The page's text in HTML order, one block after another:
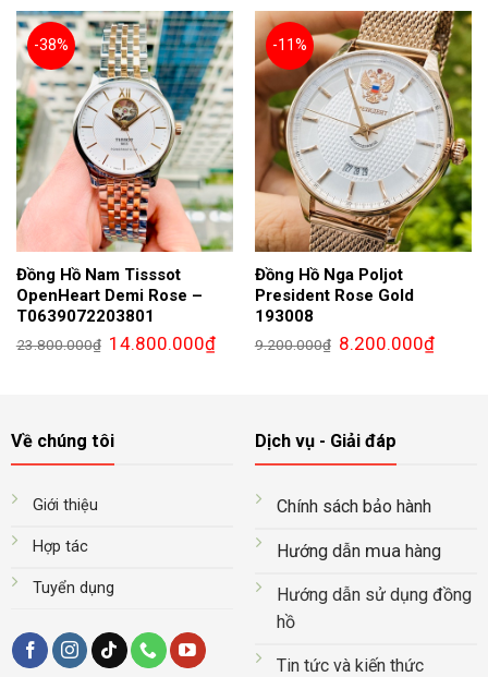
8.900.000₫.
-38%
Đồng Hồ Nam Tisssot
OpenHeart Demi Rose –
T0639072203801
23.800.000₫ Giá
gốc
14.800.000₫Giá
hiện
-11%
Đồng Hồ Nga Poljot
President Rose Gold
193008
9.200.000₫ Giá
gốc
8.200.000₫Giá
hiện
Về chúng tôi
Giới thiệu
Hợp tác
Tuyển dụng
Dịch vụ - Giải đáp
Chính sách bảo hành
Hướng dẫn muahàng
Hướng dẫn sử dụng đồng
hồ
Tin tức và kiến thức